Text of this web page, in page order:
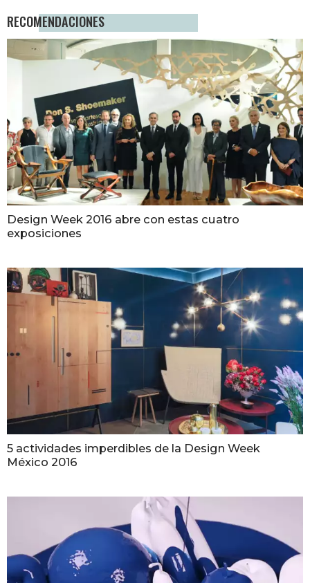
RECOMENDACIONES
Design Week 2016 abre con estas cuatro
exposiciones
5 actividades imperdibles de la Design Week
México 2016